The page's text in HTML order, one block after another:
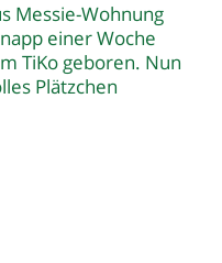
Messie-Wohnung
einer Woche
TiKo geboren. Nun
Plätzchen